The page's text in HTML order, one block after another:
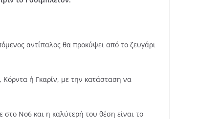
αντίπαλος θα προκύψει από το ζευγάρι
ή Γκαρίν, με την κατάσταση να
Νο6 και η καλύτερή του θέση είναι το